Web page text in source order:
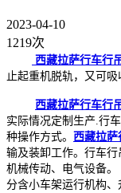
2023-04-10
1219次
西藏拉萨行车行
止起重机脱轨，又可
西藏拉萨行车行
实际情况定制生产.行
种操作方式。 西藏拉
输及装卸工作。行车
机械传动、电气设备
分含小车架运行机构